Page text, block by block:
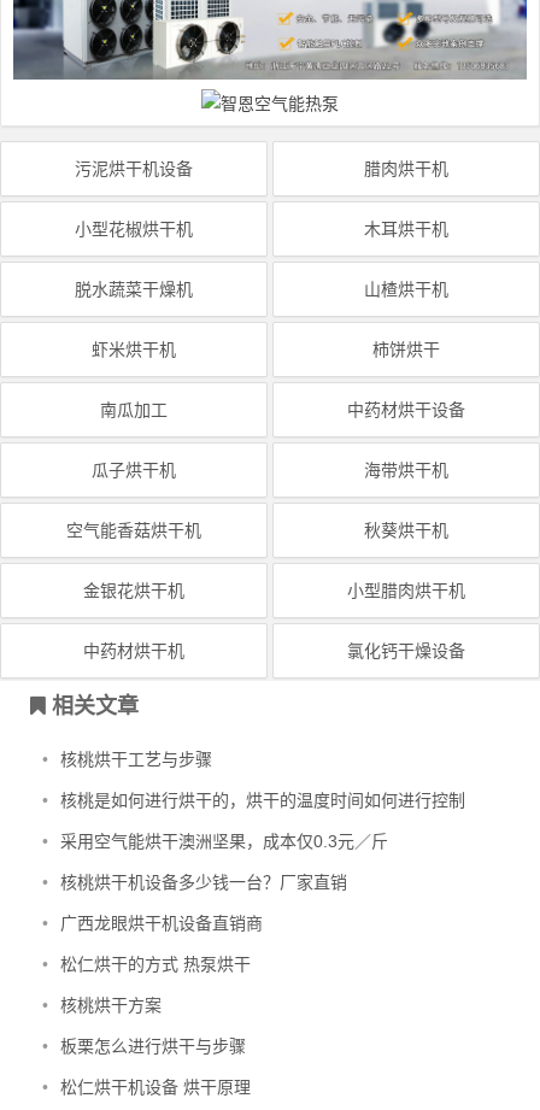
污泥烘干机设备 腊肉烘干机
小型花椒烘干机 木耳烘干机
脱水蔬菜干燥机 山楂烘干机
虾米烘干机 柿饼烘干
南瓜加工 中药材烘干设备
瓜子烘干机 海带烘干机
空气能香菇烘干机 秋葵烘干机
金银花烘干机 小型腊肉烘干机
中药材烘干机 氯化钙干燥设备
相关文章
• 核桃烘干工艺与步骤
• 核桃是如何进行烘干的，烘干的温度时间如何进行控制
• 采用空气能烘干澳洲坚果，成本仅0.3元／斤
• 核桃烘干机设备多少钱一台？厂家直销
• 广西龙眼烘干机设备直销商
• 松仁烘干的方式 热泵烘干
• 核桃烘干方案
• 板栗怎么进行烘干与步骤
• 松仁烘干机设备 烘干原理